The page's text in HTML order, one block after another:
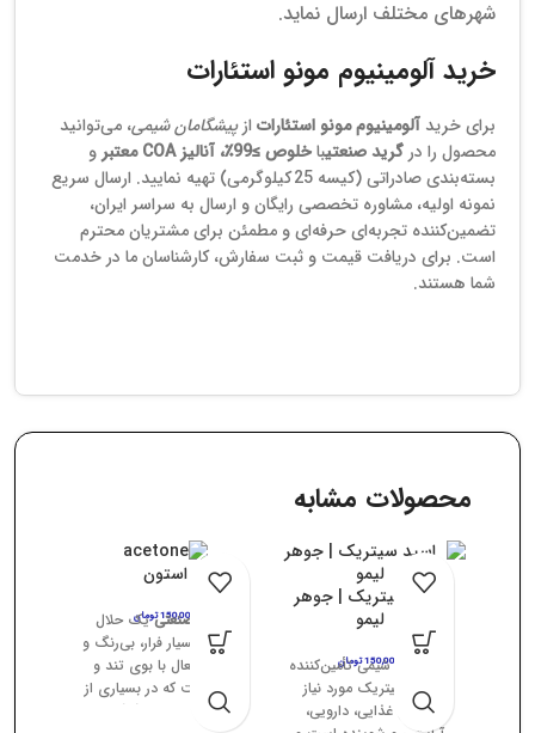
شهرهای مختلف ارسال نماید.
خرید آلومینیوم مونو استئارات
برای خرید آلومینیوم مونو استئارات ازپیشگامان شیمی، می‌توانید
محصول را در گرید صنعتیباخلوص ≥99٪، آنالیز COA معتبر
و
بسته‌بندی صادراتی (کیسه 25 کیلوگرمی) تهیه نمایید. ارسال سریع
نمونه اولیه، مشاوره تخصصی رایگان و ارسال به سراسر ایران،
تضمین‌کننده تجربه‌ای حرفه‌ای و مطمئن برای مشتریان محترم
است. برای دریافت قیمت و ثبت سفارش، کارشناسان ما در خدمت
شما هستند.
محصولات مشابه
اسید سیتریک | جوهر
لیمو
150,000تومان
پیشگامان شیمی تأمین‌کننده
اسید سیتریک مورد نیاز
صنایع غذایی، دارویی،
استون
150,000توماناستون صنعتییک حلال
شیمیایی بسیار فرار، بی‌رنگ و
قابل اشتعال با بوی تند و
خاص است که در بسیاری از
صنایع به عنوان
پاک‌کننده،